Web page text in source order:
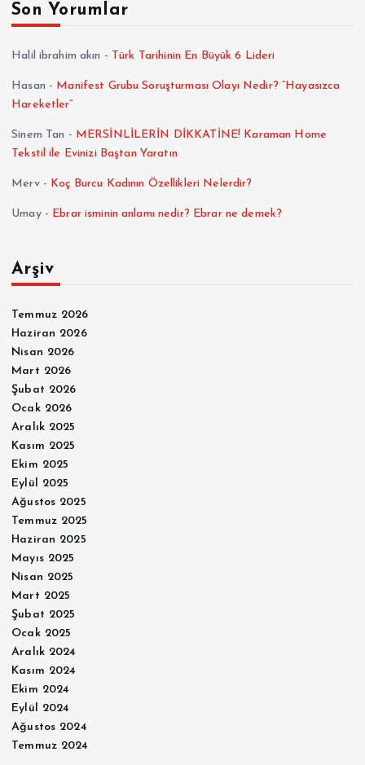
Son Yorumlar
Halil ibrahim akın - Türk Tarihinin En Büyük 6 Lideri
Hasan - Manifest Grubu Soruşturması Olayı Nedir? “Hayasızca
Hareketler”
Sinem Tan - MERSİNLİLERİN DİKKATİNE! Karaman Home
Tekstil ile Evinizi Baştan Yaratın
Merv- Koç Burcu Kadının Özellikleri Nelerdir?
Umay- Ebrar isminin anlamı nedir? Ebrar ne demek?
Arşiv
Temmuz 2026
Haziran 2026
Nisan 2026
Mart 2026
Şubat 2026
Ocak 2026
Aralık 2025
Kasım 2025
Ekim 2025
Eylül 2025
Ağustos 2025
Temmuz 2025
Haziran 2025
Mayıs 2025
Nisan 2025
Mart 2025
Şubat 2025
Ocak 2025
Aralık 2024
Kasım 2024
Ekim 2024
Eylül 2024
Ağustos 2024
Temmuz 2024